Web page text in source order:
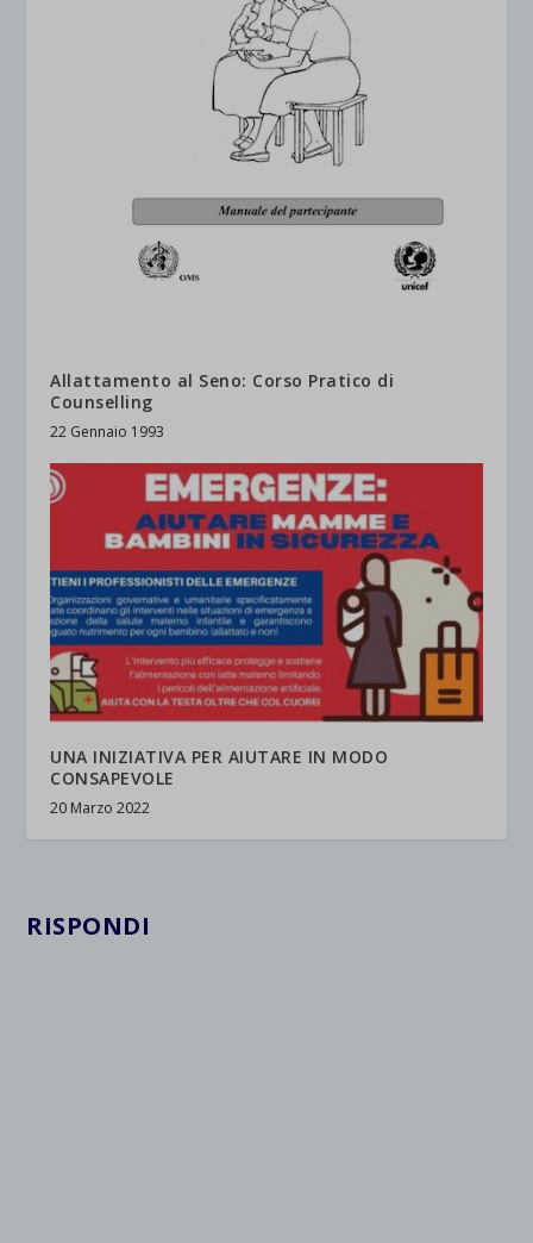
Allattamento al Seno: Corso Pratico di
Counselling
22 Gennaio 1993
UNA INIZIATIVA PER AIUTARE IN MODO
CONSAPEVOLE
20 Marzo 2022
RISPONDI